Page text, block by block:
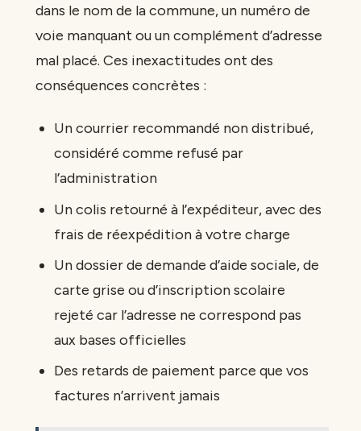
dans le nom de la commune, un numéro de
voie manquant ou un complément d’adresse
mal placé. Ces inexactitudes ont des
conséquences concrètes :
Un courrier recommandé non distribué,
considéré comme refusé par
l’administration
Un colis retourné à l’expéditeur, avec des
frais de réexpédition à votre charge
Un dossier de demande d’aide sociale, de
carte grise ou d’inscription scolaire
rejeté car l’adresse ne correspond pas
aux bases officielles
Des retards de paiement parce que vos
factures n’arrivent jamais